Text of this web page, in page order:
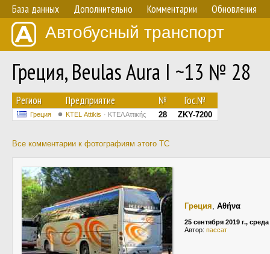
База данных Дополнительно Комментарии Обновления
Автобусный транспорт
Греция, Beulas Aura I ~13 № 28
Регион Предприятие № Гос.№
Греция KΤΕL Αttikis ΚΤΕΛ Αττικής 28 ZKY-7200
Все комментарии к фотографиям этого ТС
Греция, Αθήνα
25 сентября 2019 г., среда
Автор: пассат